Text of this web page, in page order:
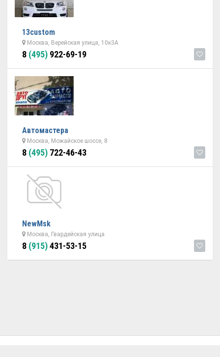
13custom
Москва, Верейская улица, 10к3А
8 (495) 922-69-19
Автомастера
Москва, Можайское шоссе, 8
8 (495) 722-46-43
NewMsk
Москва, Гвардейская улица
8 (915)431-53-15